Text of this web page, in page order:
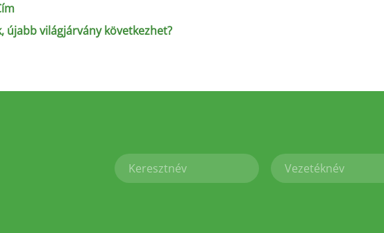
újabb világjárvány következhet?